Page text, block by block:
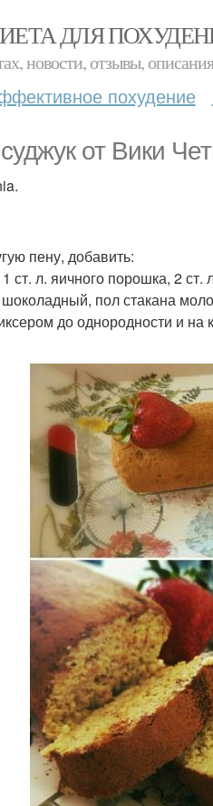
ДЛЯ
новости, отзывы,
похудение
от Вики
пену, добавить:
ст. л. яичного порошка, 2
пол стакана
до однородности и на